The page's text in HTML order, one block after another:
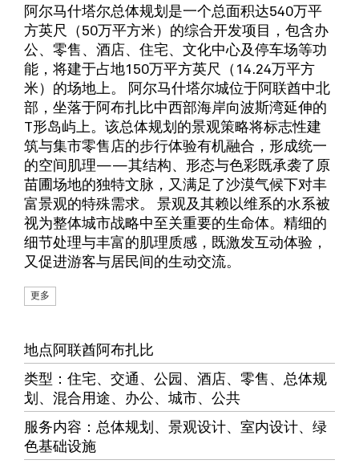
阿尔马什塔尔总体规划是一个总面积达540万平
方英尺（50万平方米）的综合开发项目，包含办
公、零售、酒店、住宅、文化中心及停车场等功
能，将建于占地150万平方英尺（14.24万平方
米）的场地上。 阿尔马什塔尔城位于阿联酋中北
部，坐落于阿布扎比中西部海岸向波斯湾延伸的
T形岛屿上。该总体规划的景观策略将标志性建
筑与集市零售店的步行体验有机融合，形成统一
的空间肌理——其结构、形态与色彩既承袭了原
苗圃场地的独特文脉，又满足了沙漠气候下对丰
富景观的特殊需求。 景观及其赖以维系的水系被
视为整体城市战略中至关重要的生命体。精细的
细节处理与丰富的肌理质感，既激发互动体验，
又促进游客与居民间的生动交流。
更多
地点阿联酋阿布扎比
类型 ： 住宅、 交通、 公园、 酒店、 零售、 总体规
划、 混合用途、 办公、 城市、 公共
服务内容 ：总体规划、景观设计、室内设计、绿
色基础设施